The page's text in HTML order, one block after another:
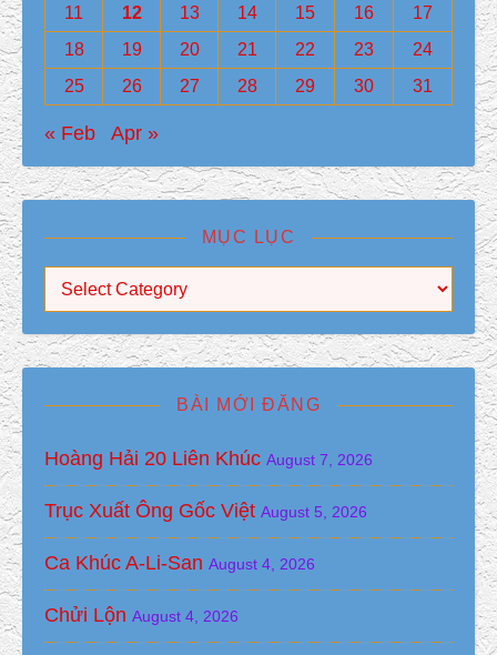
11
12 13 14 15 16
17
18
19 20 21 22 23
24
25
26 27 28 29 30 31
« Feb Apr »
MỤC LỤC
Mục Lục
BÀI MỚI ĐĂNG
Hoàng Hải 20 Liên Khúc August 7, 2026
Trục Xuất Ông Gốc Việt August 5, 2026
Ca Khúc A-Li-San August 4, 2026
Chửi Lộn August 4, 2026